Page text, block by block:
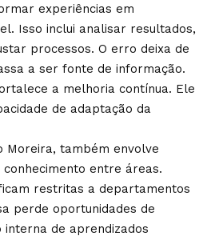
experiências em
Isso inclui analisar resultados,
processos. O erro deixa de
a ser fonte de informação.
a melhoria contínua. Ele
de adaptação da
Moreira, também envolve
entre áreas.
restritas a departamentos
perde oportunidades de
interna de aprendizados